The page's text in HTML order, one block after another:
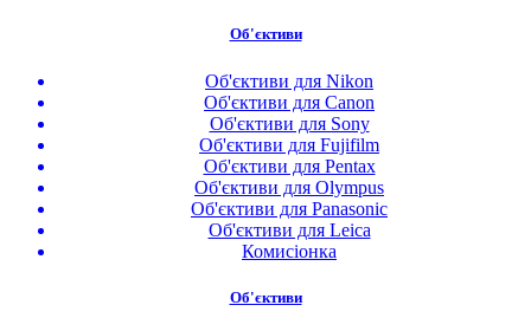
Об'єктиви
Об'єктиви для Nikon
Об'єктиви для Canon
Об'єктиви для Sony
Об'єктиви для Fujifilm
Об'єктиви для Pentax
Об'єктиви для Olympus
Об'єктиви для Panasonic
Об'єктиви для Leica
Комисіонка
Об'єктиви